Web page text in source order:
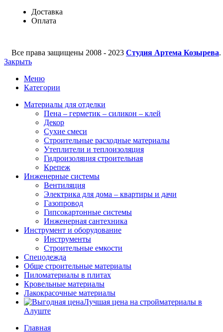
Доставка
Оплата
Все права защищены 2008 - 2023 Студия Артема Козырева.
Закрыть
Меню
Категории
Материалы для отделки
Пена – герметик – силикон – клей
Декор
Сухие смеси
Строительные расходные материалы
Утеплители и теплоизоляция
Гидроизоляция строительная
Крепеж
Инженерные системы
Вентиляция
Электрика для дома – квартиры и дачи
Газопровод
Гипсокартонные системы
Инженерная сантехника
Инструмент и оборудование
Инструменты
Строительные емкости
Спецодежда
Обще строительные материалы
Пиломатериалы в плитах
Кровельные материалы
Лакокрасочные материалы
Лучшая цена на стройматериалы в
Алуште
Главная